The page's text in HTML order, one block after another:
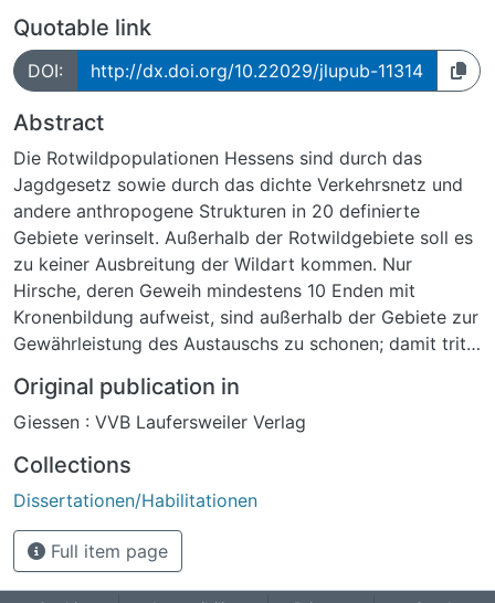
Quotable link
DOI: http://dx.doi.org/10.22029/jlupub-11314
Abstract
Die Rotwildpopulationen Hessens sind durch das
Jagdgesetz sowie durch das dichte Verkehrsnetz und
andere anthropogene Strukturen in 20 definierte
Gebiete verinselt. Außerhalb der Rotwildgebiete soll es
zu keiner Ausbreitung der Wildart kommen. Nur
Hirsche, deren Geweih mindestens 10 Enden mit
Kronenbildung aufweist, sind außerhalb der Gebiete zur
Gewährleistung des Austauschs zu schonen; damit tritt
Gebieten als wichtiger Isolationsfaktor hinzu. So steht
zu befürchten, dass verminderter oder unterbrochener
Rotwildgebieten langfristig zur genetischen Verarmung,
zu Inzuchtdepressionen und Fitness-Verlust führen
könnte. Ziel der vorliegenden Arbeit war es,
populationsgenetische Kenngrößen und den
Original publication in
Giessen : VVB Laufersweiler Verlag
Collections
Dissertationen/Habilitationen
Full item page